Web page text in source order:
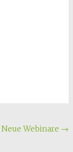
Neue Webinare →